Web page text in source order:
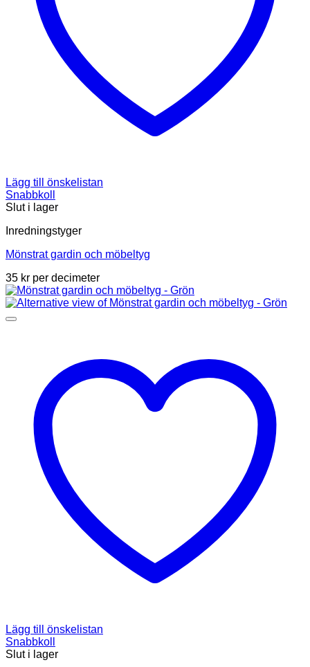
Lägg till önskelistan
Snabbkoll
Slut i lager
Inredningstyger
Mönstrat gardin och möbeltyg
35 kr per decimeter
Lägg till önskelistan
Snabbkoll
Slut i lager